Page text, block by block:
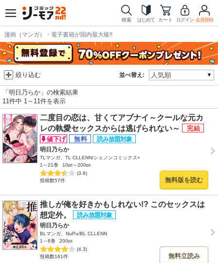
検索 はじめて カート ログイン 会員登録
漫画（マンガ）・電子書籍が国内最大級!!
並べ替え:
絞り込む
「明日乃らか」の検索結果
11件中 1～11件を表示
二度目の恋は、甘くてアブナイ～クールな元カ
レの執愛セックスからは逃げられない～
明日乃らか
TLマンガ、TL CLLENN/シェノンコミックス+
1～21巻
10pt～200pt
(3.8)
投稿数57件
無料版を読む
推しが俺を好きかもしれない!? このセックスは
想定外。
明日乃らか
BLマンガ、NuPu/BL CLLENN
1～6巻
200pt
(4.3)
投稿数161件
無料立読み